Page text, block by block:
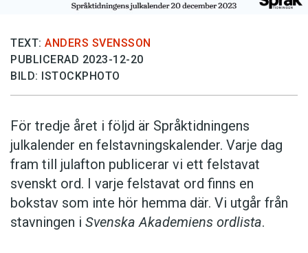
TEXT: ANDERS SVENSSON
PUBLICERAD 2023-12-20
BILD: ISTOCKPHOTO
För tredje året i följd är Språktidningens
julkalender en felstavningskalender. Varje dag
fram till julafton publicerar vi ett felstavat
svenskt ord. I varje felstavat ord finns en
bokstav som inte hör hemma där. Vi utgår från
stavningen i Svenska Akademiens ordlista.